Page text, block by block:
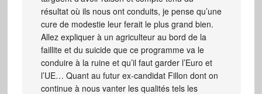
résultat où ils nous ont conduits, je pense qu’une
cure de modestie leur ferait le plus grand bien.
Allez expliquer à un agriculteur au bord de la
faillite et du suicide que ce programme va le
conduire à la ruine et qu’il faut garder l’Euro et
l’UE… Quant au futur ex-candidat Fillon dont on
continue à nous vanter les qualités tels les